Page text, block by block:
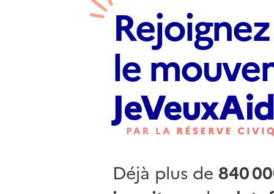
Rejoignez
le
Déjà plus de 840